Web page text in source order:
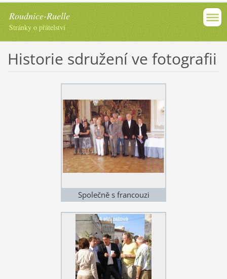
Roudnice-Ruelle
Stránky o přátelství
Historie sdružení ve fotografii
Společně s francouzi